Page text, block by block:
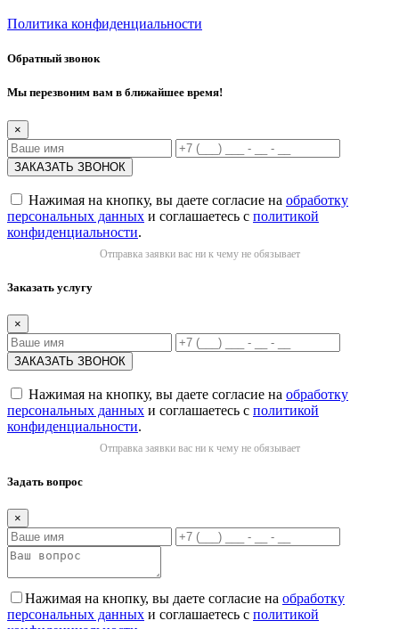
Политика конфиденциальности
Обратный звонок
Мы перезвоним вам в ближайшее время!
×
Нажимая на кнопку, вы даете согласие на обработку
персональных данных и соглашаетесь с политикой
конфиденциальности.
Отправка заявки вас ни к чему не обязывает
Заказать услугу
×
Нажимая на кнопку, вы даете согласие на обработку
персональных данных и соглашаетесь с политикой
конфиденциальности.
Отправка заявки вас ни к чему не обязывает
Задать вопрос
×
Нажимая на кнопку, вы даете согласие на обработку
персональных данных и соглашаетесь с политикой